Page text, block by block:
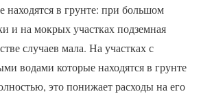
находятся в грунте: при большом
и на мокрых участках подземная
случаев мала. На участках с
водами которые находятся в грунте
это понижает расходы на его